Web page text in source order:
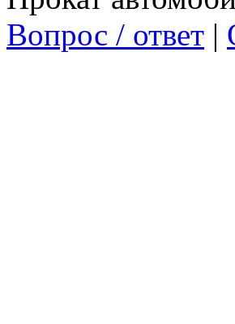
Вопрос / ответ |